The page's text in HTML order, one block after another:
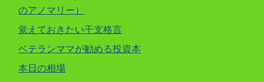
のアノマリー）
覚えておきたい干支格言
ベテランママが勧める投資本
本日の相場